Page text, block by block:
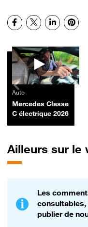
Facebook
X LinkedIn
Autres vidéos
Auto
Mercedes Classe
C électrique 2026
Ailleurs sur le
Les
publier de